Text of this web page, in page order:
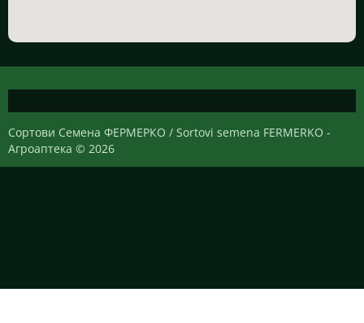
Сортови Семена ФЕРМЕРКО / Sortovi semena FERMERKO -
Агроаптека © 2026